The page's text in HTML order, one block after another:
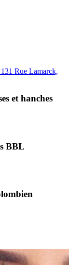
Rue Lamarck,
et hanches
BBL